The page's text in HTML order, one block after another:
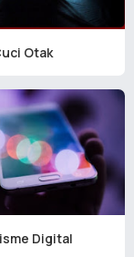
Otak
Digital